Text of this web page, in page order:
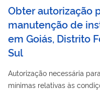
Obter autorização
manutenção de
em Goiás, Distrito
Sul
Autorização necessária
mínimas relativas às